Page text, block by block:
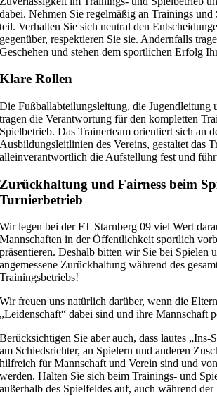
dabei. Nehmen Sie regelmäßig an Trainings
teil. Verhalten Sie sich neutral den
gegenüber, respektieren Sie sie. Andernfalls
Geschehen und stehen dem sportlichen Erfolg
Klare Rollen
Die Fußballabteilungsleitung, die Jugendleitung
tragen die Verantwortung für den kompletten
Spielbetrieb. Das Trainerteam orientiert sich an
Ausbildungsleitlinien des Vereins, gestaltet das
alleinverantwortlich die Aufstellung fest und
Zurückhaltung und Fairness beim
Turnierbetrieb
Wir legen bei der FT Starnberg 09 viel Wert
Mannschaften in der Öffentlichkeit sportlich
präsentieren. Deshalb bitten wir Sie bei Spielen
angemessene Zurückhaltung während des
Trainingsbetriebs!
Wir freuen uns natürlich darüber, wenn die
„Leidenschaft“ dabei sind und ihre Mannschaft
Berücksichtigen Sie aber auch, dass lautes
am Schieds­richter, an Spielern und anderen
hilfreich für Mannschaft und Verein sind und
werden. Halten Sie sich beim Trainings- und
außerhalb des Spielfeldes auf, auch während der